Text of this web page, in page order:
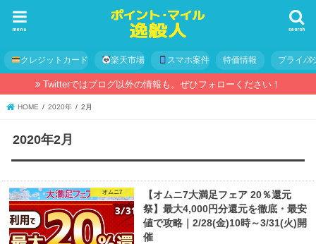
search
menu
クレジットカード 楽天市場 スマホ案件 特価情報 プライバ
Twitterではブログ以外の情報も。ぜひフォローください！
HOME 2020年 2月
2020年2月
オムニ7
【オムニ7大満足フェア 20％還元
祭】最大4,000円分還元を徹底・最安
値で攻略｜2/28(金)10時～3/31(火)開
催